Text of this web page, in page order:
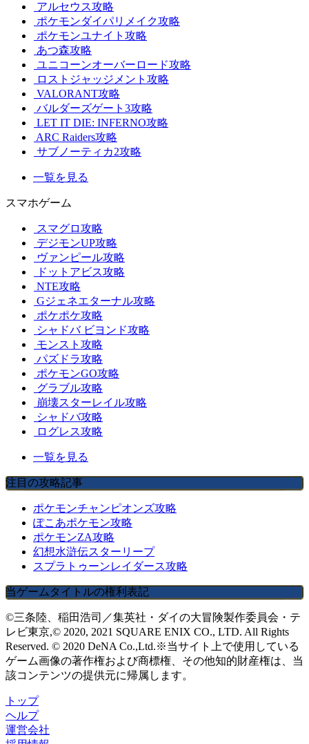
アルセウス攻略
ポケモンダイパリメイク攻略
ポケモンユナイト攻略
あつ森攻略
ユニコーンオーバーロード攻略
ロストジャッジメント攻略
VALORANT攻略
バルダーズゲート3攻略
LET IT DIE: INFERNO攻略
ARC Raiders攻略
サブノーティカ2攻略
一覧を見る
スマホゲーム
スマグロ攻略
デジモンUP攻略
ヴァンピール攻略
ドットアビス攻略
NTE攻略
Gジェネエターナル攻略
ポケポケ攻略
シャドバ ビヨンド攻略
モンスト攻略
パズドラ攻略
ポケモンGO攻略
グラブル攻略
崩壊スターレイル攻略
シャドバ攻略
ログレス攻略
一覧を見る
注目の攻略記事
ポケモンチャンピオンズ攻略
ぽこあポケモン攻略
ポケモンZA攻略
幻想水滸伝スターリープ
スプラトゥーンレイダース攻略
当ゲームタイトルの権利表記
©三条陸、稲田浩司／集英社・ダイの大冒険製作委員会・テ
レビ東京,© 2020, 2021 SQUARE ENIX CO., LTD. All Rights
Reserved. © 2020 DeNA Co.,Ltd.※当サイト上で使用している
ゲーム画像の著作権および商標権、その他知的財産権は、当
該コンテンツの提供元に帰属します。
トップ
ヘルプ
運営会社